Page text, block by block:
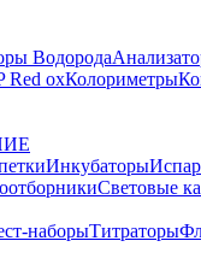
Водорода
Red oxКолориметры
Инкубаторы
Световые
наборыТитраторы